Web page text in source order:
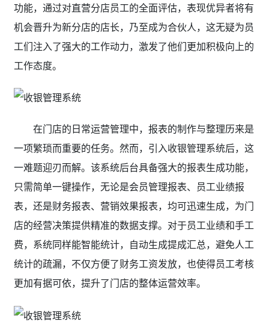
功能，通过对直营分店员工的全面评估，表现优异者将有
机会晋升为新分店的店长，乃至成为合伙人，这无疑为员
工们注入了强大的工作动力，激发了他们更加积极向上的
工作态度。
在门店的日常运营管理中，报表的制作与整理历来是
一项繁琐而重要的任务。然而，引入收银管理系统后，这
一难题迎刃而解。该系统后台具备强大的报表生成功能，
只需简单一键操作，无论是会员管理报表、员工业绩报
表，还是财务报表、营销效果报表，均可迅速生成，为门
店的经营决策提供精准的数据支撑。 对于员工业绩和手工
费，系统同样能智能统计，自动生成提成汇总，避免人工
统计的疏漏，不仅方便了财务工资发放，也使得员工考核
更加有据可依，提升了门店的整体运营效率。